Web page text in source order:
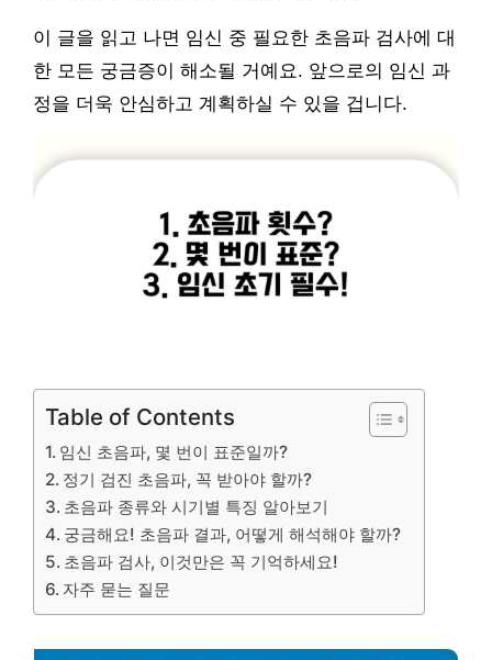
이 글을 읽고 나면 임신 중 필요한 초음파 검사에 대
한 모든 궁금증이 해소될 거예요. 앞으로의 임신 과
정을 더욱 안심하고 계획하실 수 있을 겁니다.
Table of Contents
임신 초음파, 몇 번이 표준일까?
정기 검진 초음파, 꼭 받아야 할까?
초음파 종류와 시기별 특징 알아보기
궁금해요! 초음파 결과, 어떻게 해석해야 할까?
초음파 검사, 이것만은 꼭 기억하세요!
자주 묻는 질문